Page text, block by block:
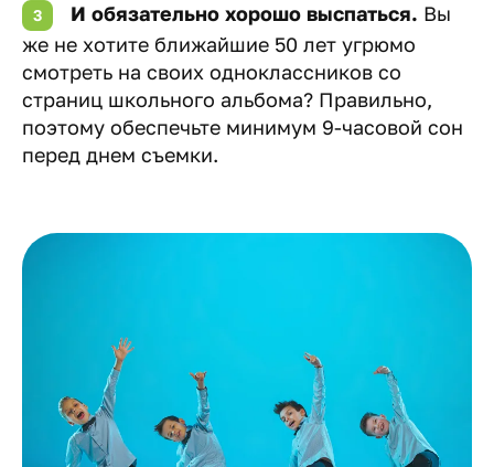
И обязательно хорошо выспаться. Вы
же не хотите ближайшие 50 лет угрюмо
смотреть на своих одноклассников со
страниц школьного альбома? Правильно,
поэтому обеспечьте минимум 9-часовой сон
перед днем съемки.